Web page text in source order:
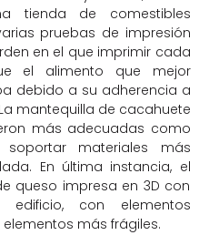
tienda de comestibles
pruebas de impresión
en el que imprimir cada
el alimento que mejor
debido a su adherencia a
mantequilla de cacahuete
más adecuadas como
materiales más
En última instancia, el
queso impresa en 3D con
con elementos
más frágiles.